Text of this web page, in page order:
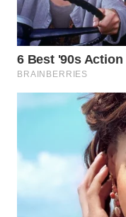
WN
SIMALUNGUN
WN
LABUHANBATU